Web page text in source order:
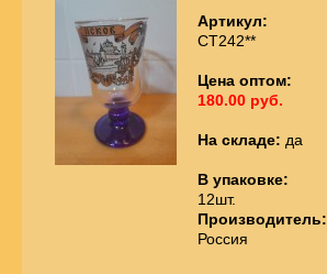
Артикул:
СТ242**
Цена оптом:
180.00 руб.
На складе: да
В упаковке:
12шт.
Производитель:
Россия